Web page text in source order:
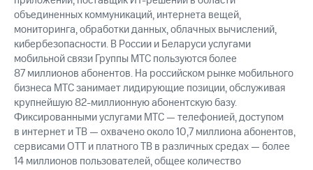
объединенных коммуникаций, интернета вещей,
мониторинга, обработки данных, облачных вычислений,
кибербезопасности. В России и Беларуси услугами
мобильной связи Группы МТС пользуются более
87 миллионов абонентов. На российском рынке мобильного
бизнеса МТС занимает лидирующие позиции, обслуживая
крупнейшую 82-миллионную абонентскую базу.
Фиксированными услугами МТС — телефонией, доступом
в интернет и ТВ — охвачено около 10,7 миллиона абонентов,
сервисами OTT и платного ТВ в различных средах — более
14 миллионов пользователей, общее количество